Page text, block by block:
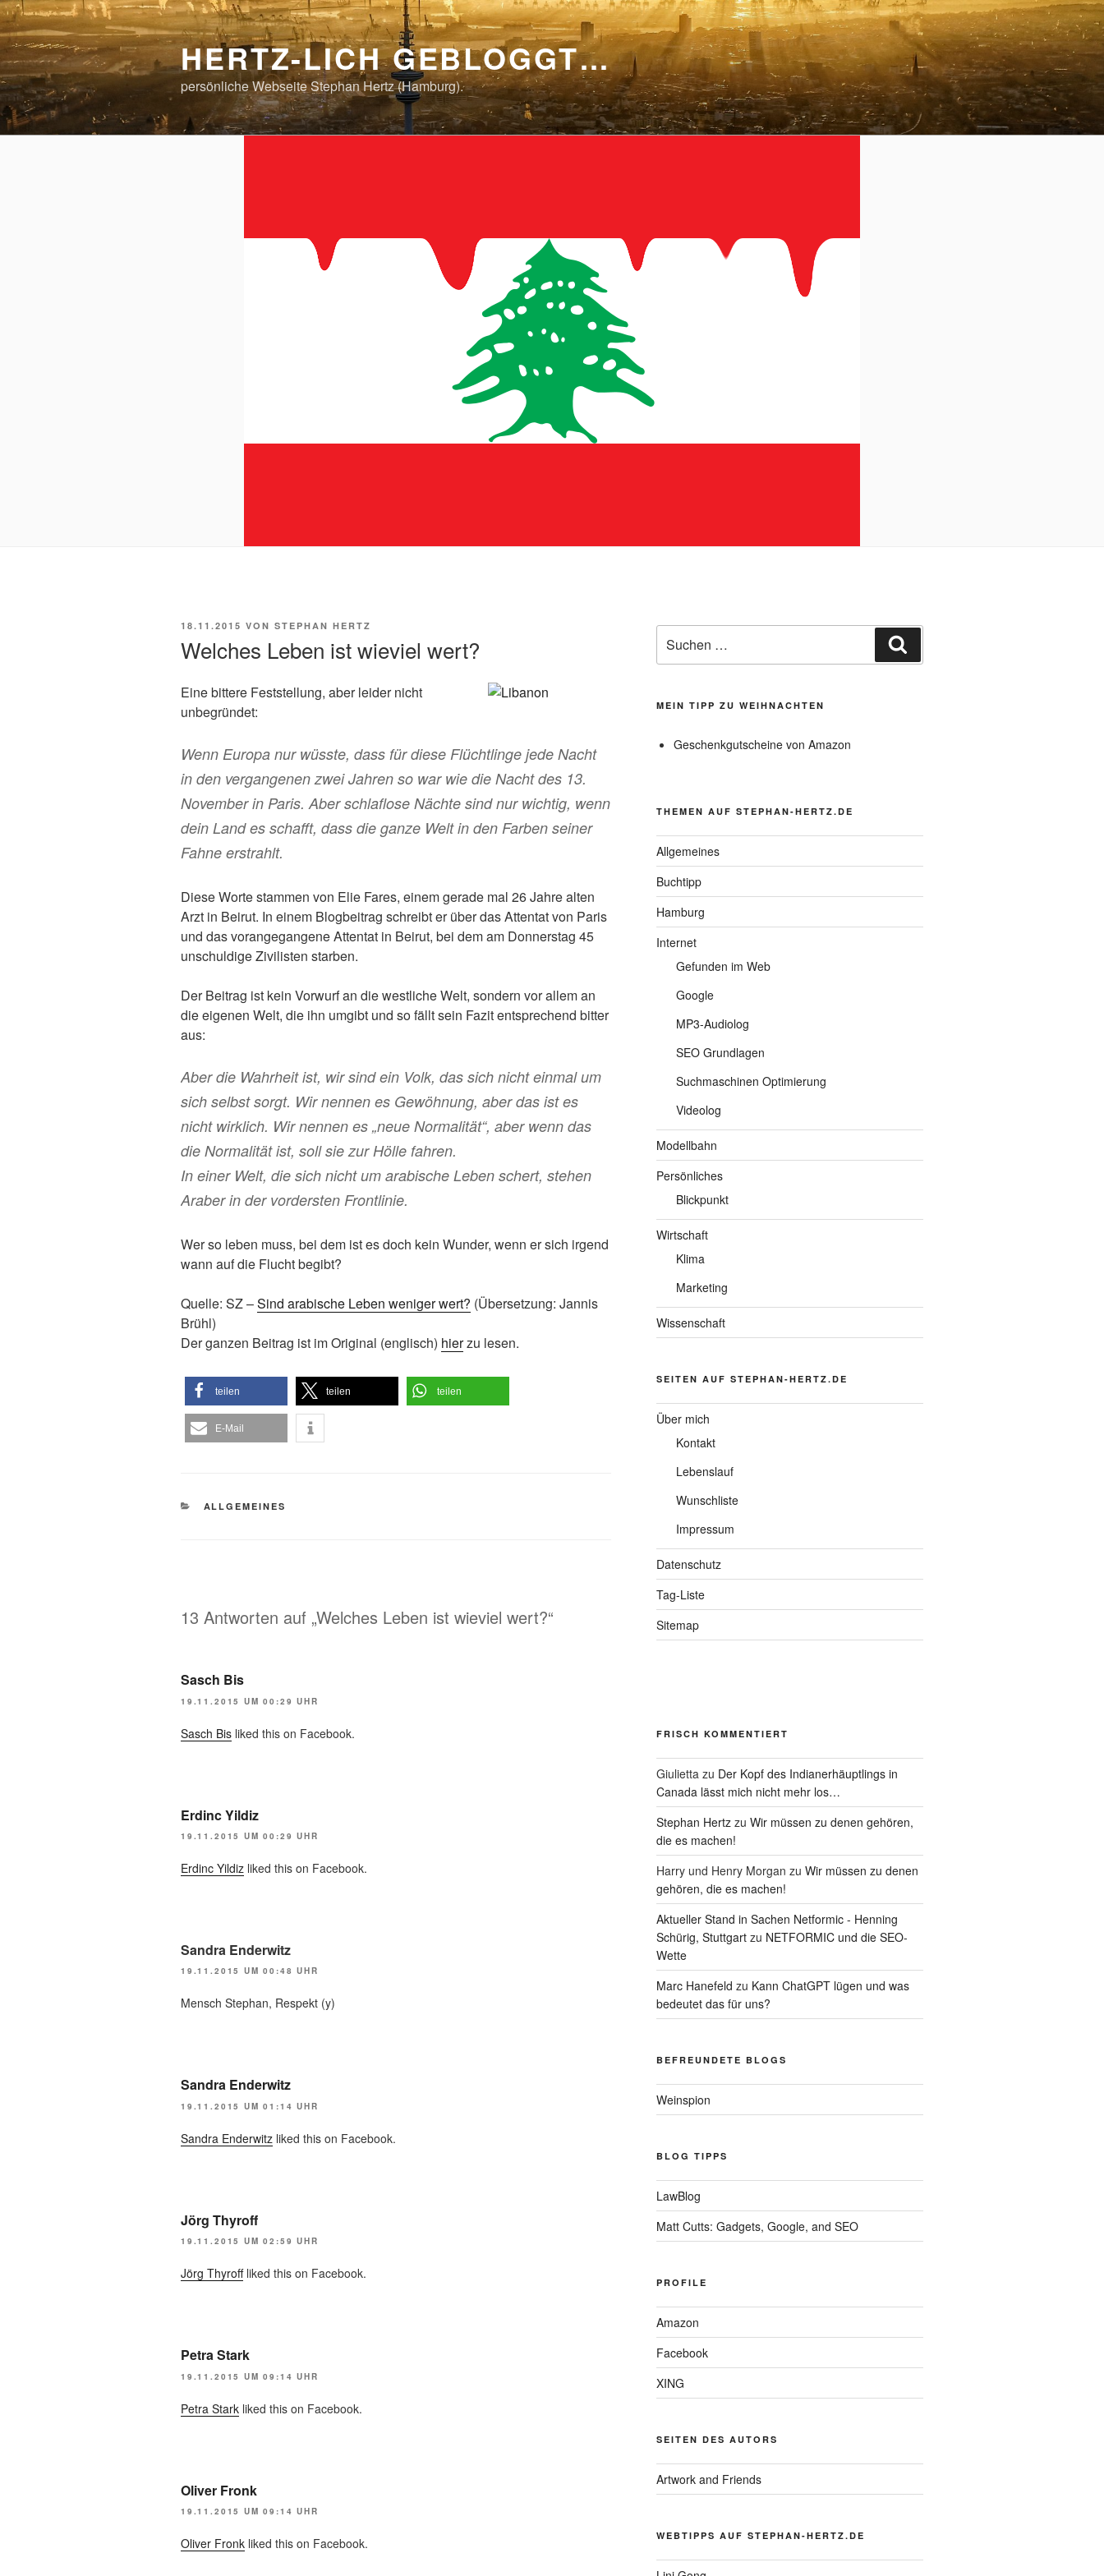
Zum
Inhalt
springen
HERTZ-LICH GEBLOGGT…
persönliche Webseite Stephan Hertz (Hamburg).
VERÖFFENTLICHT
18.11.2015 VON STEPHAN HERTZ
Welches Leben ist wieviel wert?
Eine bittere Feststellung, aber leider nicht
unbegründet:
Wenn Europa nur wüsste, dass für diese Flüchtlinge jede Nacht
in den vergangenen zwei Jahren so war wie die Nacht des 13.
November in Paris. Aber schlaflose Nächte sind nur wichtig, wenn
dein Land es schafft, dass die ganze Welt in den Farben seiner
Fahne erstrahlt.
Diese Worte stammen von Elie Fares, einem gerade mal 26 Jahre alten
Arzt in Beirut. In einem Blogbeitrag schreibt er über das Attentat von Paris
und das vorangegangene Attentat in Beirut, bei dem am Donnerstag 45
unschuldige Zivilisten starben.
Der Beitrag ist kein Vorwurf an die westliche Welt, sondern vor allem an
die eigenen Welt, die ihn umgibt und so fällt sein Fazit entsprechend bitter
aus:
Aber die Wahrheit ist, wir sind ein Volk, das sich nicht einmal um
sich selbst sorgt. Wir nennen es Gewöhnung, aber das ist es
nicht wirklich. Wir nennen es „neue Normalität“, aber wenn das
die Normalität ist, soll sie zur Hölle fahren.
In einer Welt, die sich nicht um arabische Leben schert, stehen
Araber in der vordersten Frontlinie.
Wer so leben muss, bei dem ist es doch kein Wunder, wenn er sich irgend
wann auf die Flucht begibt?
Quelle: SZ –Sind arabische Leben weniger wert? (Übersetzung: Jannis
Brühl)
Der ganzen Beitrag ist im Original (englisch) hierzu lesen.
teilen teilen teilen
E-Mail
KATEGORIEN
ALLGEMEINES
13 Antworten auf „Welches Leben ist wieviel wert?“
Sasch Bis
19.11.2015 UM 00:29 UHR
Sasch Bis liked this on Facebook.
Erdinc Yildiz
19.11.2015 UM 00:29 UHR
Erdinc Yildiz liked this on Facebook.
Sandra Enderwitz
19.11.2015 UM 00:48 UHR
Mensch Stephan, Respekt (y)
Sandra Enderwitz
19.11.2015 UM 01:14 UHR
Sandra Enderwitz liked this on Facebook.
Jörg Thyroff
19.11.2015 UM 02:59 UHR
Jörg Thyroffliked this on Facebook.
Petra Stark
19.11.2015 UM 09:14 UHR
Petra Stark liked this on Facebook.
Oliver Fronk
19.11.2015 UM 09:14 UHR
Oliver Fronk liked this on Facebook.
nach:
MEIN TIPP ZU WEIHNACHTEN
Geschenkgutscheine von Amazon
THEMEN AUF STEPHAN-HERTZ.DE
Allgemeines
Buchtipp
Hamburg
Internet
Gefunden im Web
Google
MP3-Audiolog
SEO Grundlagen
Suchmaschinen Optimierung
Videolog
Modellbahn
Persönliches
Blickpunkt
Wirtschaft
Klima
Marketing
Wissenschaft
SEITEN AUF STEPHAN-HERTZ.DE
Über mich
Kontakt
Lebenslauf
Wunschliste
Impressum
Datenschutz
Tag-Liste
Sitemap
FRISCH KOMMENTIERT
Giuliettazu Der Kopf des Indianerhäuptlings in
Canada lässt mich nicht mehr los…
Stephan Hertzzu Wir müssen zu denen gehören,
die es machen!
Harry und Henry Morgan zu Wir müssen zu denen
gehören, die es machen!
Aktueller Stand in Sachen Netformic - Henning
Schürig, Stuttgartzu NETFORMIC und die SEO-
Wette
Marc Hanefeld zu Kann ChatGPT lügen und was
bedeutet das für uns?
BEFREUNDETE BLOGS
Weinspion
BLOG TIPPS
LawBlog
Matt Cutts: Gadgets, Google, and SEO
PROFILE
Amazon
Facebook
XING
SEITEN DES AUTORS
Artwork and Friends
WEBTIPPS AUF STEPHAN-HERTZ.DE